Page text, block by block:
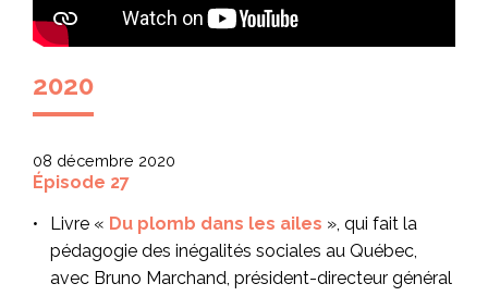
2020
08 décembre 2020
Épisode 27
Livre « Du plomb dans les ailes », qui fait la
pédagogie des inégalités sociales au Québec,
avec Bruno Marchand, président-directeur général